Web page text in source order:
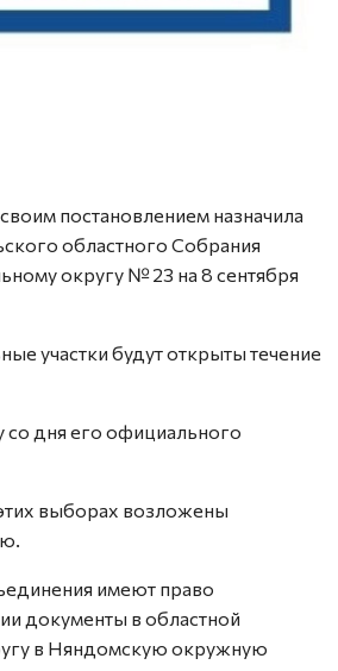
постановлением назначила
областного Собрания
округу № 23 на 8 сентября
участки будут открыты течение
со дня его официального
выборах возложены
имеют право
документы в областной
в Няндомскую окружную